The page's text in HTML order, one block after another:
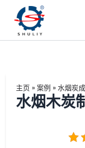
主页 » 案例 » 水烟炭
水烟木炭